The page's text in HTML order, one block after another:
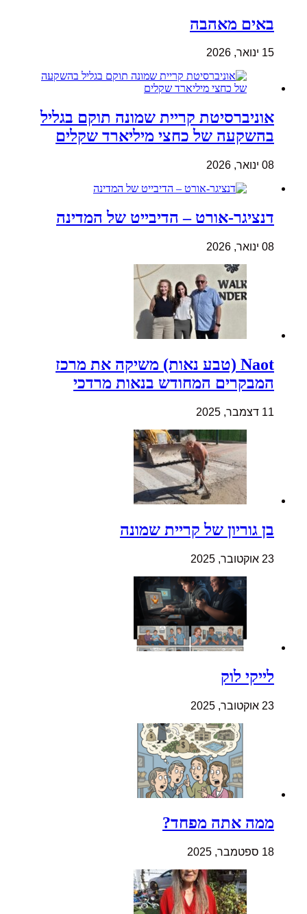
באים מאהבה
15 ינואר, 2026
אוניברסיטת קריית שמונה תוקם בגליל
בהשקעה של כחצי מיליארד שקלים
08 ינואר, 2026
דנציגר-אורט – הדיבייט של המדינה
08 ינואר, 2026
Naot (טבע נאות) משיקה את מרכז
המבקרים המחודש בנאות מרדכי
11 דצמבר, 2025
בן גוריון של קריית שמונה
23 אוקטובר, 2025
לייקי לוק
23 אוקטובר, 2025
ממה אתה מפחד?
18 ספטמבר, 2025